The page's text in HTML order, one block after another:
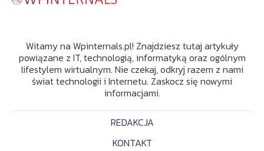
Witamy na Wpinternals.pl! Znajdziesz tutaj artykuły
powiązane z IT, technologią, informatyką oraz ogólnym
lifestylem wirtualnym. Nie czekaj, odkryj razem z nami
świat technologii i Internetu. Zaskocz się nowymi
informacjami.
REDAKCJA
KONTAKT